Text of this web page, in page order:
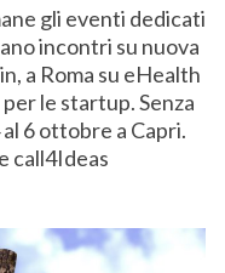
gli eventi dedicati
incontri su nuova
a Roma su eHealth
le startup. Senza
6 ottobre a Capri.
call4Ideas